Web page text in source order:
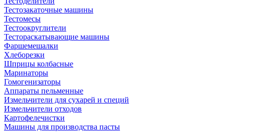
Тестозакаточные машины
Тестомесы
Тестоокруглители
Тестораскатывающие машины
Фаршемешалки
Хлеборезки
Шприцы колбасные
Маринаторы
Гомогенизаторы
Аппараты пельменные
Измельчители для сухарей и специй
Измельчители отходов
Картофелечистки
Машины для производства пасты